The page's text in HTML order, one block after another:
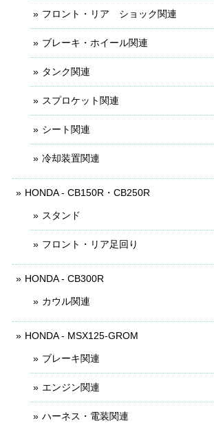
フロント・リア ショック関連
ブレーキ・ホイール関連
タンク関連
スプロケット関連
シート関連
冷却装置関連
HONDA - CB150R・CB250R
スタンド
フロント・リア足回り
HONDA - CB300R
カウル関連
HONDA - MSX125-GROM
ブレーキ関連
エンジン関連
ハーネス・電装関連